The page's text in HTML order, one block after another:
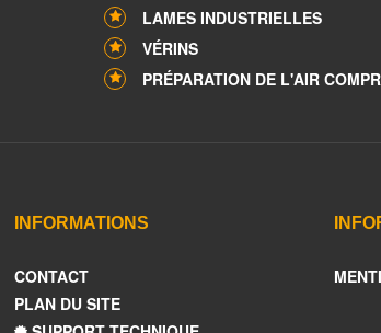
LAMES INDUSTRIELLES
VÉRINS
PRÉPARATION DE L'AIR
INFORMATIONS
CONTACT
PLAN DU SITE